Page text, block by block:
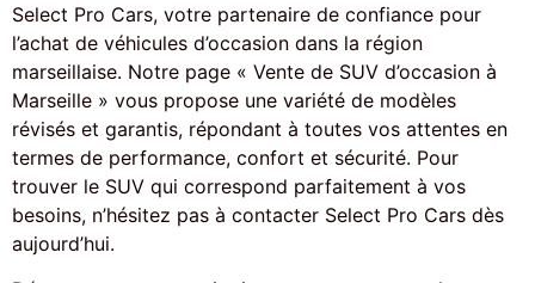
Select Pro Cars, votre partenaire de confiance pour
l’achat de véhicules d’occasion dans la région
marseillaise. Notre page « Vente de SUV d’occasion à
Marseille » vous propose une variété de modèles
révisés et garantis, répondant à toutes vos attentes en
termes de performance, confort et sécurité. Pour
trouver le SUV qui correspond parfaitement à vos
besoins, n’hésitez pas à contacter Select Pro Cars dès
aujourd’hui.